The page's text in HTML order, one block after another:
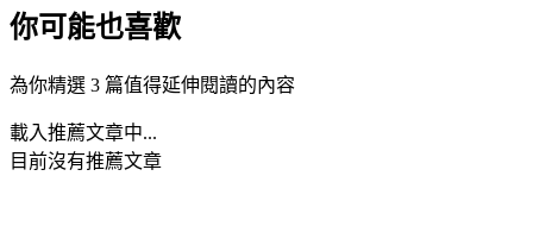
你可能也喜歡
為你精選 3 篇值得延伸閱讀的內容
載入推薦文章中...
目前沒有推薦文章